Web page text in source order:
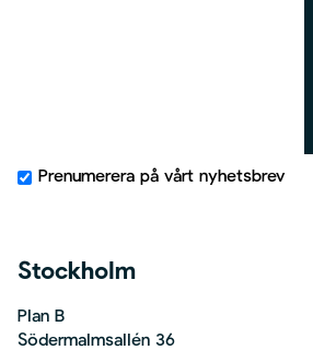
Prenumerera på vårt nyhetsbrev
Stockholm
Plan B
Södermalmsallén 36